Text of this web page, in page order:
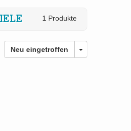
1 Produkte
Neu eingetroffen